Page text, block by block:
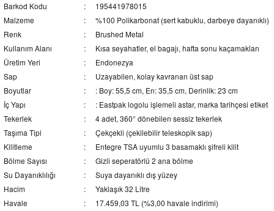
Barkod Kodu
195441978015
Malzeme
%100 Polikarbonat (sert kabuklu, darbeye dayanıklı)
Renk
Brushed Metal
Kullanım Alanı
Kısa seyahatler, el bagajı, hafta sonu kaçamakları
Üretim Yeri
Endonezya
Sap
Uzayabilen, kolay kavranan üst sap
Boyutlar
: Boy: 55,5 cm, En: 35,5 cm, Derinlik: 23 cm
İç Yapı
: Eastpak logolu işlemeli astar, marka tarihçesi etiket
Tekerlek
4 adet, 360° dönebilen sessiz tekerlek
Taşıma Tipi
Çekçekli (çekilebilir teleskopik sap)
Kilitleme
Entegre TSA uyumlu 3 basamaklı şifreli kilit
Bölme Sayısı
Gizli seperatörlü 2 ana bölme
Su Dayanıklılığı
Suya dayanıklı dış yüzey
Hacim
Yaklaşık 32 Litre
Havale
17.459,03 TL (%3,00 havale indirimi)